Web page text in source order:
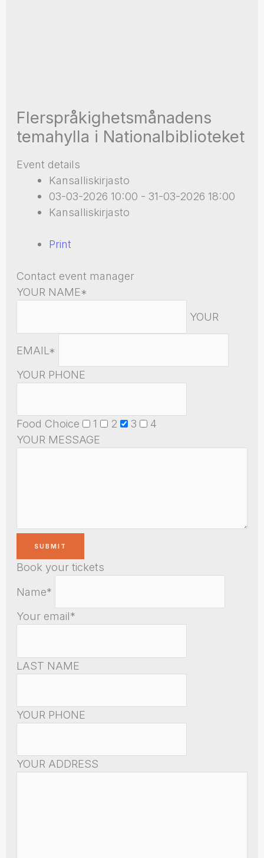
Flerspråkighetsmånadens
temahylla i Nationalbiblioteket
Event details
Kansalliskirjasto
03-03-2026 10:00 - 31-03-2026 18:00
Kansalliskirjasto
Print
Contact event manager
YOUR NAME*
YOUR
EMAIL*
YOUR PHONE
Food Choice 1 2 3
4
YOUR MESSAGE
Book your tickets
Name*
Your email*
LAST NAME
YOUR PHONE
YOUR ADDRESS